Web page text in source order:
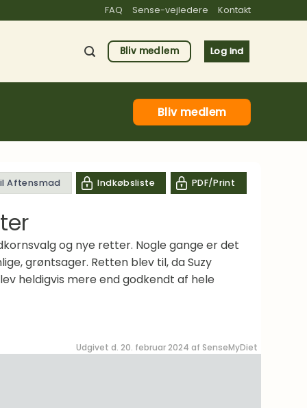
FAQ Sense-vejledere Kontakt
Bliv medlem Log ind
Bliv medlem
Aftensmad Indkøbsliste PDF/Print
og nye retter. Nogle gange er det
grøntsager. Retten blev til, da Suzy
heldigvis mere end godkendt af hele
Udgivet d. 20. februar 2024 af SenseMyDiet